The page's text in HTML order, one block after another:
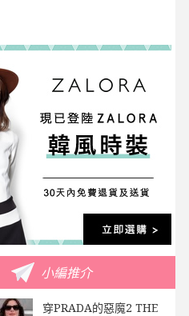
小編推介
穿PRADA的惡魔2 THE